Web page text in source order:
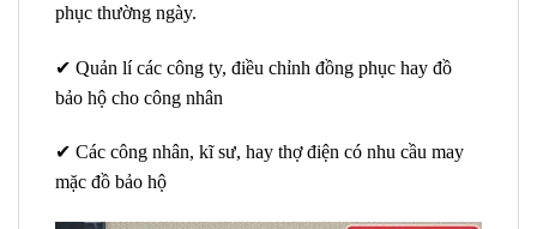
phục thường ngày.
✔ Quản lí các công ty, điều chỉnh đồng phục hay đồ
bảo hộ cho công nhân
✔ Các công nhân, kĩ sư, hay thợ điện có nhu cầu may
mặc đồ bảo hộ